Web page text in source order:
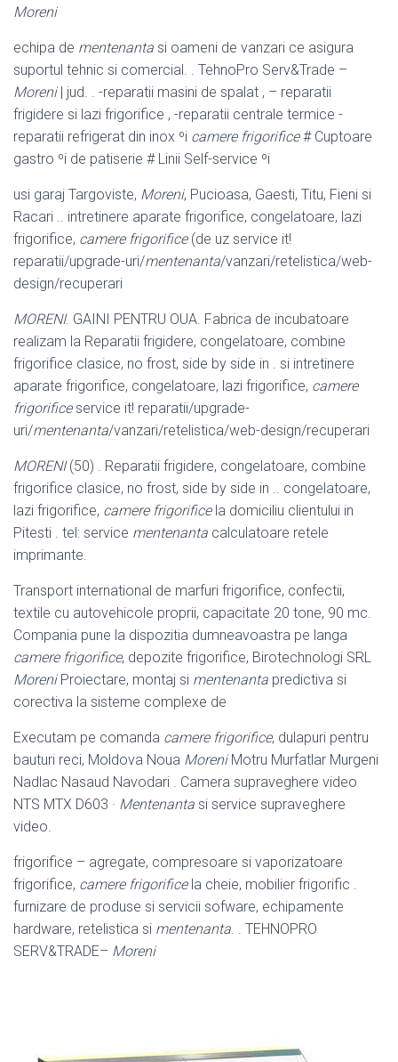
Moreni
echipa de mentenanta si oameni de vanzari ce asigura
suportul tehnic si comercial. . TehnoPro Serv&Trade –
Moreni| jud. . -reparatii masini de spalat , – reparatii
frigidere si lazi frigorifice , -reparatii centrale termice -
reparatii refrigerat din inox ºi camere frigorifice# Cuptoare
gastro ºi de patiserie # Linii Self-service ºi
usi garaj Targoviste, Moreni, Pucioasa, Gaesti, Titu, Fieni si
Racari .. intretinere aparate frigorifice, congelatoare, lazi
frigorifice, camere frigorifice(de uz service it!
reparatii/upgrade-uri/mentenanta/vanzari/retelistica/web-
design/recuperari
MORENI. GAINI PENTRU OUA. Fabrica de incubatoare
realizam la Reparatii frigidere, congelatoare, combine
frigorifice clasice, no frost, side by side in . si intretinere
aparate frigorifice, congelatoare, lazi frigorifice, camere
frigorificeservice it! reparatii/upgrade-
uri/mentenanta/vanzari/retelistica/web-design/recuperari
MORENI(50) . Reparatii frigidere, congelatoare, combine
frigorifice clasice, no frost, side by side in .. congelatoare,
lazi frigorifice, camere frigorificela domiciliu clientului in
Pitesti . tel: service mentenanta calculatoare retele
imprimante.
Transport international de marfuri frigorifice, confectii,
textile cu autovehicole proprii, capacitate 20 tone, 90 mc.
Compania pune la dispozitia dumneavoastra pe langa
camere frigorifice, depozite frigorifice, Birotechnologi SRL
MoreniProiectare, montaj si mentenanta predictiva si
corectiva la sisteme complexe de
Executam pe comanda camere frigorifice, dulapuri pentru
bauturi reci, Moldova Noua MoreniMotru Murfatlar Murgeni
Nadlac Nasaud Navodari . Camera supraveghere video
NTS MTX D603 · Mentenanta si service supraveghere
video.
frigorifice – agregate, compresoare si vaporizatoare
frigorifice, camere frigorificela cheie, mobilier frigorific .
furnizare de produse si servicii sofware, echipamente
hardware, retelistica si mentenanta. . TEHNOPRO
SERV&TRADE– Moreni